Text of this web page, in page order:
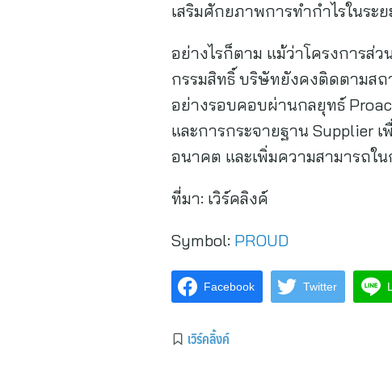
เสริมศักยภาพการทำกำไรในระย
อย่างไรก็ตาม แม้ว่าโครงการส่
กรรมสิทธิ์ บริษัทยังคงติดตามส
อย่างรอบคอบผ่านกลยุทธ์
และการกระจายฐาน Supplier
อนาคต และเพิ่มความสามารถใ
ที่มา: เวิร์คลิงค์
Symbol: PROUD
Facebook Twitter
เวิร์คลิ้งค์